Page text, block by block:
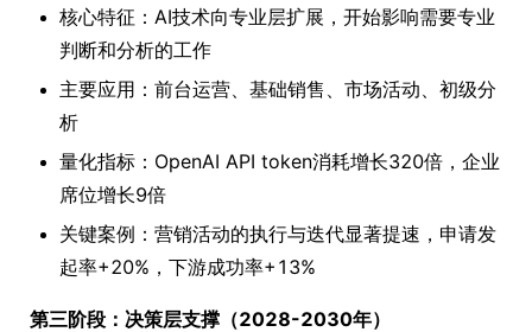
核心特征：AI技术向专业层扩展，开始影响需要专业
判断和分析的工作
主要应用：前台运营、基础销售、市场活动、初级分
析
量化指标：OpenAI API token消耗增长320倍，企业
席位增长9倍
关键案例：营销活动的执行与迭代显著提速，申请发
起率+20%，下游成功率+13%
第三阶段：决策层支撑（2028-2030年）